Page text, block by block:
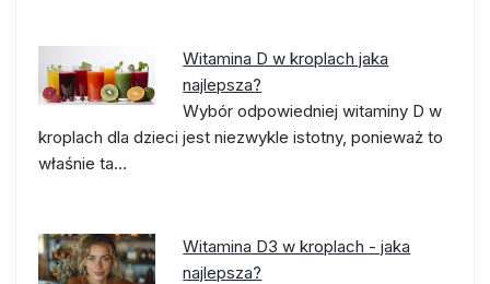
Witamina D w kroplach jaka
najlepsza?
Wybór odpowiedniej witaminy D w
kroplach dla dzieci jest niezwykle istotny, ponieważ to
właśnie ta…
Witamina D3 w kroplach - jaka
najlepsza?